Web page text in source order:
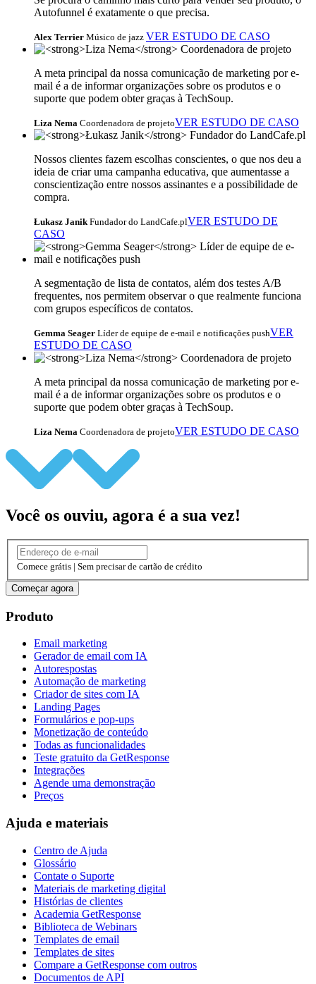
Autofunnel é exatamente o que precisa.
Alex Terrier Músico de jazz VER ESTUDO DE CASO
A meta principal da nossa comunicação de marketing por e-
mail é a de informar organizações sobre os produtos e o
suporte que podem obter graças à TechSoup.
Liza Nema Coordenadora de projetoVER ESTUDO DE CASO
Nossos clientes fazem escolhas conscientes, o que nos deu a
ideia de criar uma campanha educativa, que aumentasse a
conscientização entre nossos assinantes e a possibilidade de
compra.
Łukasz Janik Fundador do LandCafe.plVER ESTUDO DE
CASO
A segmentação de lista de contatos, além dos testes A/B
frequentes, nos permitem observar o que realmente funciona
com grupos específicos de contatos.
Gemma Seager Líder de equipe de e-mail e notificações pushVER
ESTUDO DE CASO
A meta principal da nossa comunicação de marketing por e-
mail é a de informar organizações sobre os produtos e o
suporte que podem obter graças à TechSoup.
Liza Nema Coordenadora de projetoVER ESTUDO DE CASO
Você os ouviu, agora é a sua vez!
Comece grátis | Sem precisar de cartão de crédito
Começar agora
Produto
Email marketing
Gerador de email com IA
Autorespostas
Automação de marketing
Criador de sites com IA
Landing Pages
Formulários e pop-ups
Monetização de conteúdo
Todas as funcionalidades
Teste gratuito da GetResponse
Integrações
Agende uma demonstração
Preços
Ajuda e materiais
Centro de Ajuda
Glossário
Contate o Suporte
Materiais de marketing digital
Histórias de clientes
Academia GetResponse
Biblioteca de Webinars
Templates de email
Templates de sites
Compare a GetResponse com outros
Documentos de API